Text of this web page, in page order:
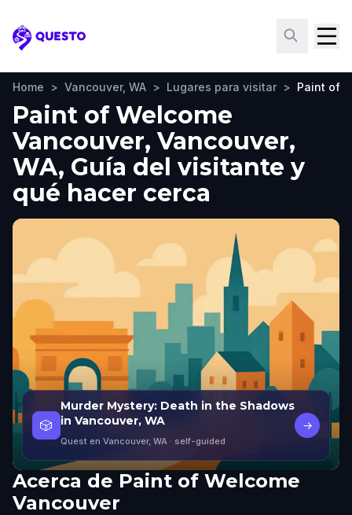
Questo
Home > Vancouver, WA > Lugares para visitar > Paint of
Paint of Welcome
Vancouver, Vancouver,
WA, Guía del visitante y
qué hacer cerca
🎲
Murder Mystery: Death in the Shadows
in Vancouver, WA
Quest en Vancouver, WA · self-guided
→
Acerca de Paint of Welcome
Vancouver